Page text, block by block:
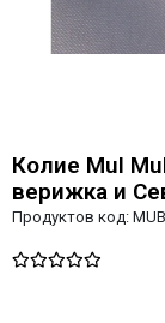
Колие MuI
верижка и
Продуктов код: